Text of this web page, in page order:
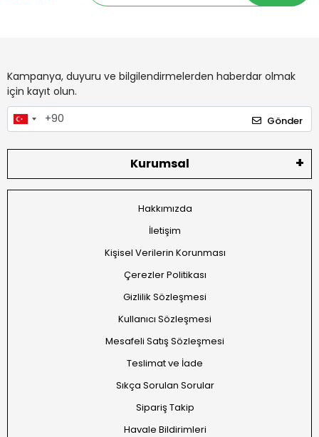
Kampanya, duyuru ve bilgilendirmelerden haberdar olmak
için kayıt olun.
Gönder
Kurumsal
Hakkımızda
İletişim
Kişisel Verilerin Korunması
Çerezler Politikası
Gizlilik Sözleşmesi
Kullanıcı Sözleşmesi
Mesafeli Satış Sözleşmesi
Teslimat ve İade
Sıkça Sorulan Sorular
Sipariş Takip
Havale Bildirimleri